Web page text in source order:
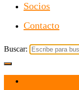
Socios
Contacto
Buscar: